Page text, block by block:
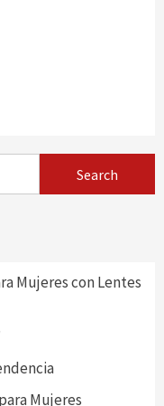
Mujeres con Lentes
Mujeres